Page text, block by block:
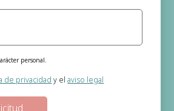
personal.
solicitudes de información que se realizan a
su consentimiento el cual nos otorga al
de privacidad y elaviso legal